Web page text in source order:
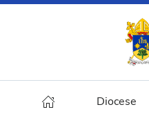
Diocese